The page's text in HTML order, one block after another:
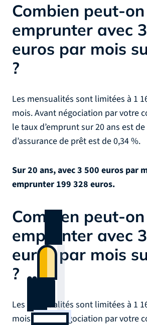
Combien peut-on
emprunter avec
euros par mois
?
Les mensualités sont limitées à 1
mois. Avant négociation par votre
le taux d’emprunt sur 20 ans est
d’assurance de prêt est de 0,34 %.
Sur 20 ans, avec 3 500 euros par
emprunter 199 328 euros.
Combien peut-on
emprunter avec
euros par mois
?
Les mensualités sont limitées à 1
mois. Avant négociation par votre